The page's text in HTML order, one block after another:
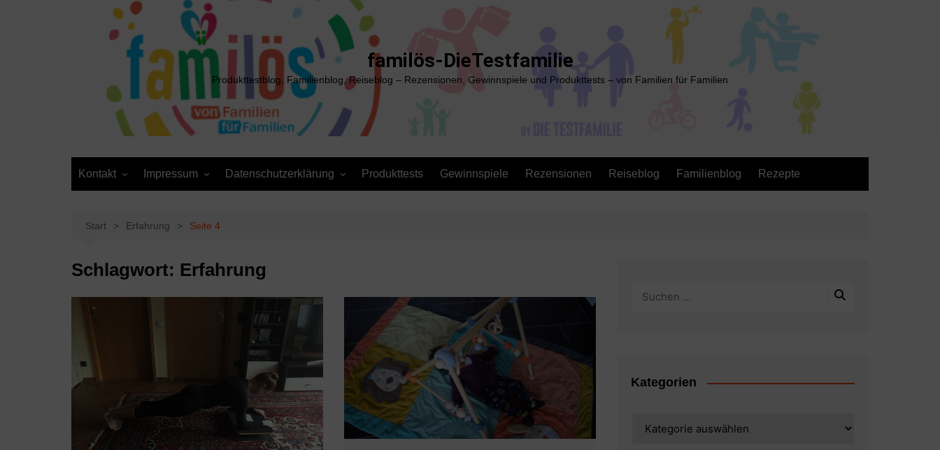
familös-DieTestfamilie
Produkttestblog, Familienblog, Reiseblog – Rezensionen, Gewinnspiele und Produkttests – von Familien für Familien
Kontakt Impressum Datenschutzerklärung Produkttests Gewinnspiele Rezensionen Reiseblog Familienblog Rezepte
Start Erfahrung Seite 4
Schlagwort: Erfahrung
Kategorien